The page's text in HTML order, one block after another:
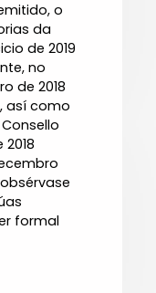
o
da
de 2019
no
de 2018
así como
formal